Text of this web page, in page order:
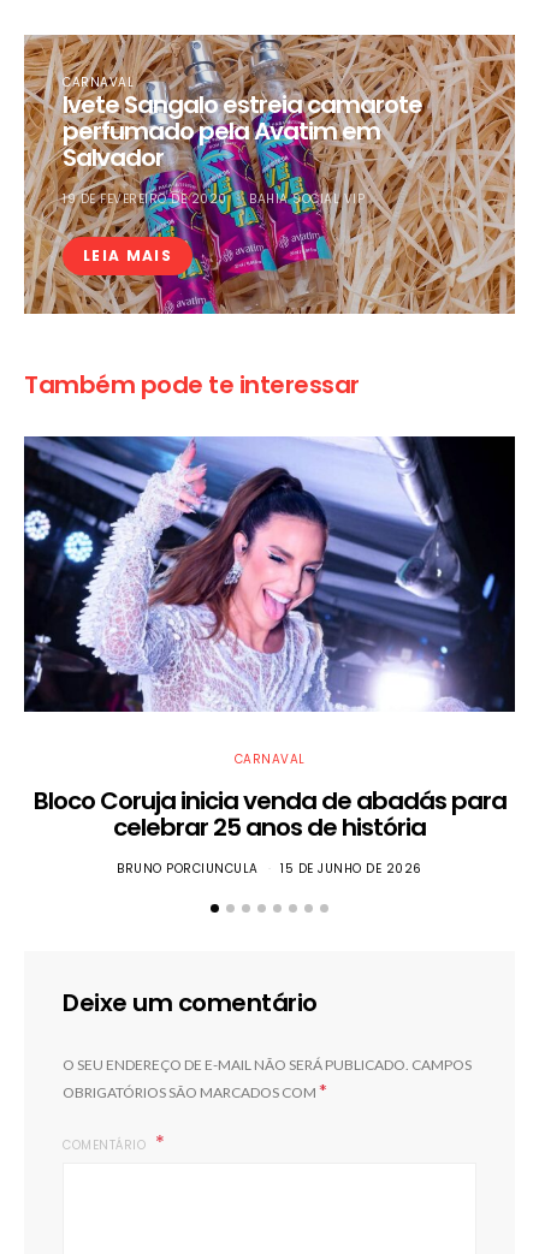
CARNAVAL
Ivete Sangalo estreia camarote
perfumado pela Avatim em
Salvador
19 DE FEVEREIRO DE 2020 BAHIA SOCIAL VIP
LEIA MAIS
Também pode te interessar
CARNAVAL
Bloco Coruja inicia venda de abadás para
celebrar 25 anos de história
BRUNO PORCIUNCULA 15 DE JUNHO DE 2026
Deixe um comentário
O SEU ENDEREÇO DE E-MAIL NÃO SERÁ PUBLICADO. CAMPOS
OBRIGATÓRIOS SÃO MARCADOS COM *
COMENTÁRIO